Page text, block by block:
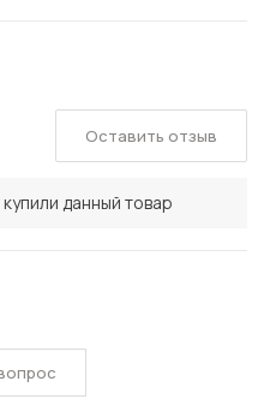
данный товар
Оставить отзыв